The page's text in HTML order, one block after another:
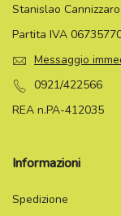
Stanislao
Partita IVA
Messaggio
0921/422566
REA n.PA-412035
Informazioni
Spedizione